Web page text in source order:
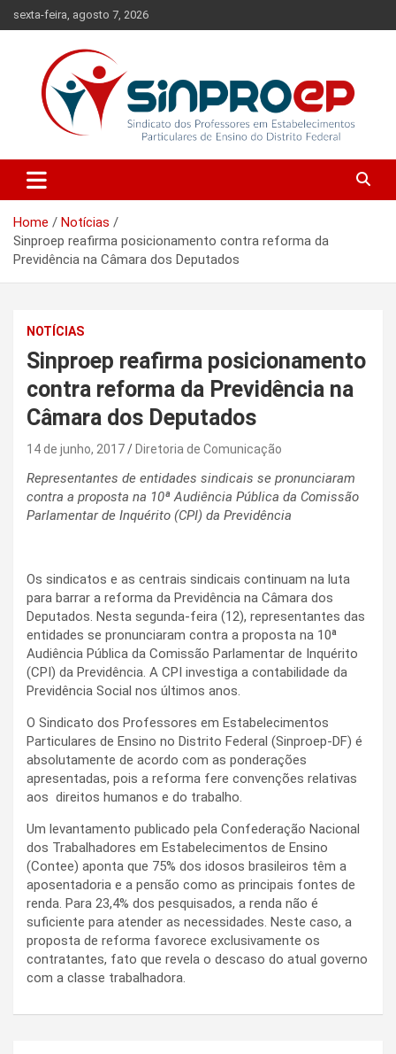
to
sexta-feira, agosto 7, 2026
Sinproep-DF
Ensino do Distrito Federal
Home
Notícias
Sinproep reafirma posicionamento contra reforma da
Previdência na Câmara dos Deputados
NOTÍCIAS
Sinproep reafirma posicionamento
contra reforma da Previdência na
Câmara dos Deputados
14 de junho, 2017 Diretoria de Comunicação
Representantes de entidades sindicais se pronunciaram
contra a proposta na 10ª Audiência Pública da Comissão
Parlamentar de Inquérito (CPI) da Previdência
Os sindicatos e as centrais sindicais continuam na luta
para barrar a reforma da Previdência na Câmara dos
Deputados. Nesta segunda-feira (12), representantes das
entidades se pronunciaram contra a proposta na 10ª
Audiência Pública da Comissão Parlamentar de Inquérito
(CPI) da Previdência. A CPI investiga a contabilidade da
Previdência Social nos últimos anos.
O Sindicato dos Professores em Estabelecimentos
Particulares de Ensino no Distrito Federal (Sinproep-DF) é
absolutamente de acordo com as ponderações
apresentadas, pois a reforma fere convenções relativas
aos direitos humanos e do trabalho.
Um levantamento publicado pela Confederação Nacional
dos Trabalhadores em Estabelecimentos de Ensino
(Contee) aponta que 75% dos idosos brasileiros têm a
aposentadoria e a pensão como as principais fontes de
renda. Para 23,4% dos pesquisados, a renda não é
suficiente para atender as necessidades. Neste caso, a
proposta de reforma favorece exclusivamente os
contratantes, fato que revela o descaso do atual governo
com a classe trabalhadora.